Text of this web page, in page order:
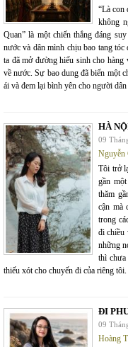
“Là con
không
Quan” là một chiến thắng đáng
nước và dân mình chịu bao tang
ta đã mở đường hiếu sinh cho
về nước. Sự bao dung đã biến một
ái và đem lại bình yên cho người
HÀ
09
Nguyễn
Tôi trở
gần
thăm
cận mà
trong
đi chiều
những
thì chưa
thiếu xót cho chuyến đi của riêng tôi.
ĐI
09
Hoàng